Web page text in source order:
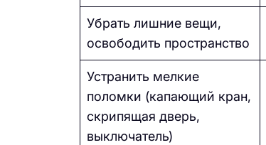
Убрать лишние вещи,
освободить пространство
Устранить мелкие
поломки (капающий кран,
скрипящая дверь,
выключатель)